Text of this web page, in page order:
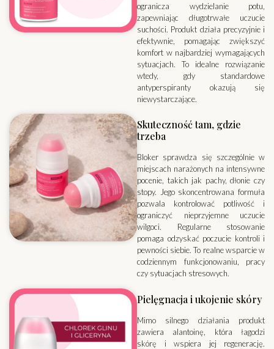
ogranicza wydzielanie potu,
zapewniając długotrwałe uczucie
suchości. Produkt działa precyzyjnie i
efektywnie, pomagając zwiększyć
komfort w najbardziej wymagających
sytuacjach. To idealne rozwiązanie
wtedy, gdy standardowe
antyperspiranty okazują się
niewystarczające.
Skuteczność tam, gdzie
trzeba
Bloker sprawdza się szczególnie w
miejscach narażonych na intensywne
pocenie, takich jak pachy, dłonie czy
stopy. Jego skoncentrowana formuła
pozwala kontrolować potliwość i
ograniczyć nieprzyjemne uczucie
wilgoci. Regularne stosowanie
pomaga odzyskać poczucie kontroli i
pewności siebie. To realne wsparcie w
codziennym funkcjonowaniu, pracy
czy sytuacjach stresowych.
Pielęgnacja i ukojenie skóry
Mimo silnego działania produkt
zawiera alantoinę, która łagodzi
skórę i wspiera jej regenerację.